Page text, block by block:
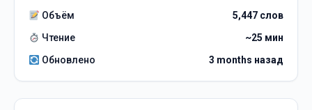
Объём
5,447 слов
Чтение
~25 мин
Обновлено
3 months назад